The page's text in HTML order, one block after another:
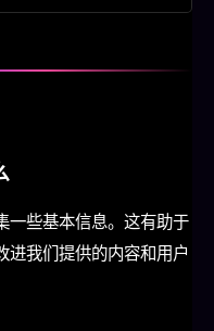
一些基本信息。这有助于
进我们提供的内容和用户